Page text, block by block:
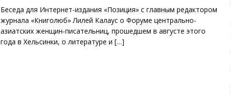
Беседа для Интернет-издания «Позиция» с главным редактором
журнала «Книголюб» Лилей Калаус о Форуме центрально-
азиатских женщин-писательниц, прошедшем в августе этого
года в Хельсинки, о литературе и […]